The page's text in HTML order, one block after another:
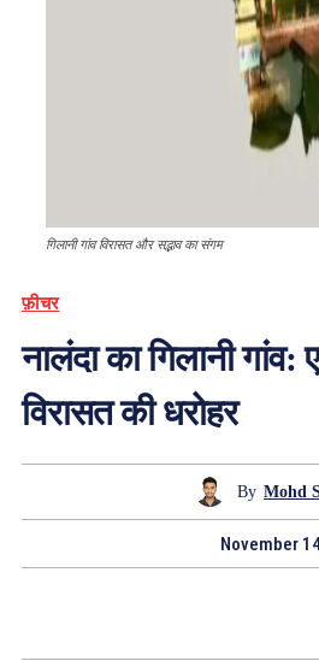
गिलानी गांव विरासत और सद्भाव का संगम
फ़ीचर
नालंदा का गिलानी
विरासत की धरोहर
By Mohd
November